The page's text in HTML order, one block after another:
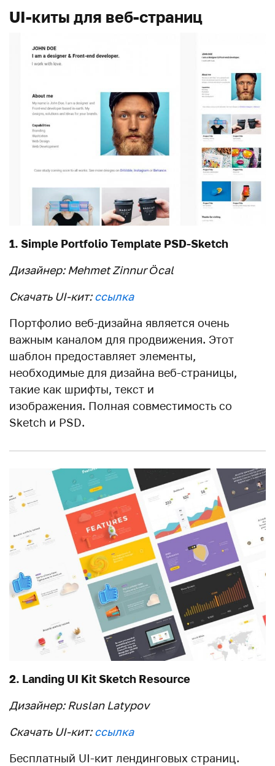
UI-киты для веб-страниц
1. Simple Portfolio Template PSD-Sketch
Дизайнер: Mehmet Zinnur Öcal
Скачать UI-кит:ссылка
Портфолио веб-дизайна является очень
важным каналом для продвижения. Этот
шаблон предоставляет элементы,
необходимые для дизайна веб-страницы,
такие как шрифты, текст и
изображения. Полная совместимость со
Sketch и PSD.
2. Landing UI Kit Sketch Resource
Дизайнер: Ruslan Latypov
Скачать UI-кит:ссылка
Бесплатный UI-кит лендинговых страниц.